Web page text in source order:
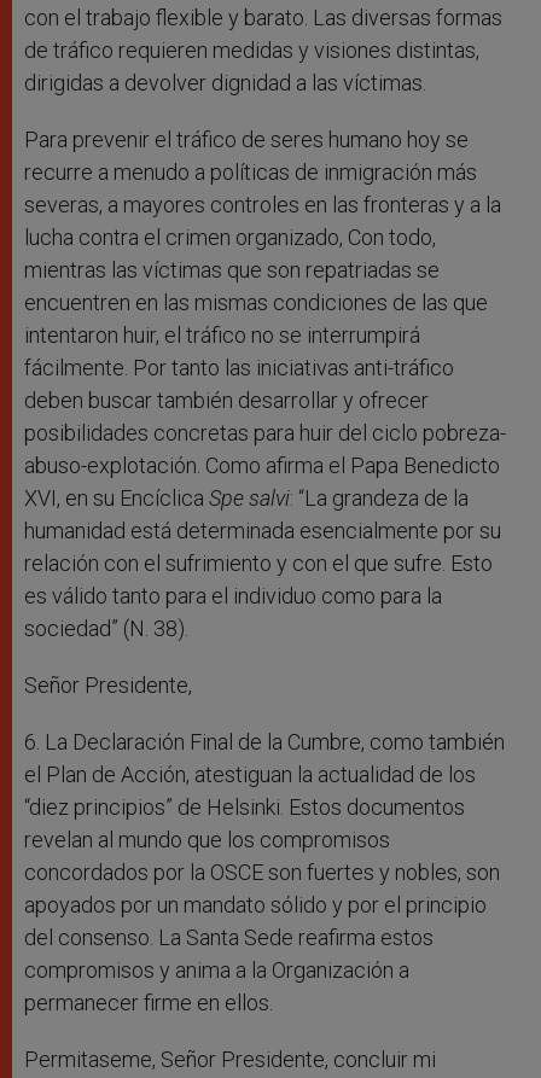
con el trabajo flexible y barato. Las diversas formas
de tráfico requieren medidas y visiones distintas,
dirigidas a devolver dignidad a las víctimas.
Para prevenir el tráfico de seres humano hoy se
recurre a menudo a políticas de inmigración más
severas, a mayores controles en las fronteras y a la
lucha contra el crimen organizado, Con todo,
mientras las víctimas que son repatriadas se
encuentren en las mismas condiciones de las que
intentaron huir, el tráfico no se interrumpirá
fácilmente. Por tanto las iniciativas anti-tráfico
deben buscar también desarrollar y ofrecer
posibilidades concretas para huir del ciclo pobreza-
abuso-explotación. Como afirma el Papa Benedicto
XVI, en su Encíclica Spe salvi: “La grandeza de la
humanidad está determinada esencialmente por su
relación con el sufrimiento y con el que sufre. Esto
es válido tanto para el individuo como para la
sociedad” (N. 38).
Señor Presidente,
6. La Declaración Final de la Cumbre, como también
el Plan de Acción, atestiguan la actualidad de los
“diez principios” de Helsinki. Estos documentos
revelan al mundo que los compromisos
concordados por la OSCE son fuertes y nobles, son
apoyados por un mandato sólido y por el principio
del consenso. La Santa Sede reafirma estos
compromisos y anima a la Organización a
permanecer firme en ellos.
Permitaseme, Señor Presidente, concluir mi